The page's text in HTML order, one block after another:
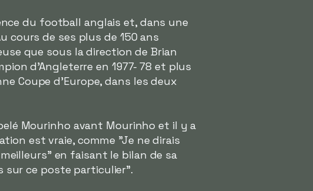
du football anglais et, dans une
cours de ses plus de 150 ans
que sous la direction de Brian
d'Angleterre en 1977- 78 et plus
Coupe d'Europe, dans les deux
Mourinho avant Mourinho et il y a
est vraie, comme "Je ne dirais
en faisant le bilan de sa
sur ce poste particulier".